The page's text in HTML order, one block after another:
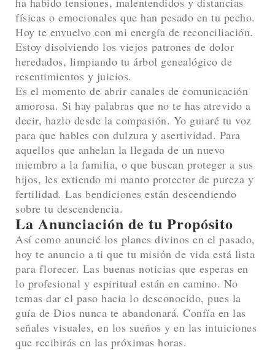
físicas o emocionales que han pesado en tu pecho.
Hoy te envuelvo con mi energía de reconciliación.
Estoy disolviendo los viejos patrones de dolor
heredados, limpiando tu árbol genealógico de
resentimientos y juicios.
Es el momento de abrir canales de comunicación
amorosa. Si hay palabras que no te has atrevido a
decir, hazlo desde la compasión. Yo guiaré tu voz
para que hables con dulzura y asertividad. Para
aquellos que anhelan la llegada de un nuevo
miembro a la familia, o que buscan proteger a sus
hijos, les extiendo mi manto protector de pureza y
fertilidad. Las bendiciones están descendiendo
sobre tu descendencia.
La Anunciación de tu Propósito
Así como anuncié los planes divinos en el pasado,
hoy te anuncio a ti que tu misión de vida está lista
para florecer. Las buenas noticias que esperas en
lo profesional y espiritual están en camino. No
temas dar el paso hacia lo desconocido, pues la
guía de Dios nunca te abandonará. Confía en las
señales visuales, en los sueños y en las intuiciones
que recibirás en las próximas horas.